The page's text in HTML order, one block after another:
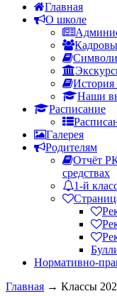
Главная
О школе
Наши
Расписание
Галерея
Родителям
Отчёт
средствах
1-й
Нормативно-
Главная → Классы